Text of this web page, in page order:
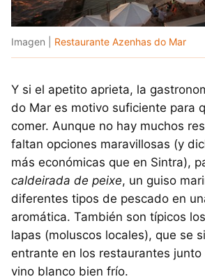
Imagen | Restaurante Azenhas do Mar
Y si el apetito aprieta, la
do Mar es motivo suficiente para
comer. Aunque no hay muchos
faltan opciones maravillosas (y
más económicas que en Sintra),
caldeirada de peixe, un guiso
diferentes tipos de pescado en
aromática. También son típicos
lapas (moluscos locales), que se
entrante en los restaurantes junto
vino blanco bien frío.